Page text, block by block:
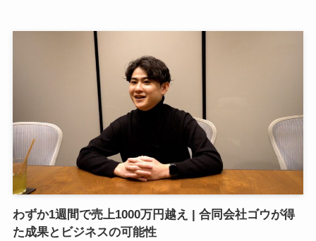
わずか1週間で売上1000万円越え | 合同会社ゴウが得
た成果とビジネスの可能性